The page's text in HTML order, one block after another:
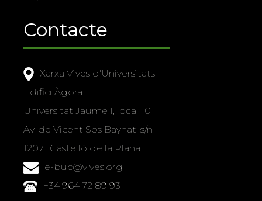
Contacte
Xarxa Vives d'Universitats
Edifici Àgora
Universitat Jaume I, local 10
Av. de Vicent Sos Baynat, s/n
12071 Castelló de la Plana
e-buc@vives.org
+34 964 72 89 93